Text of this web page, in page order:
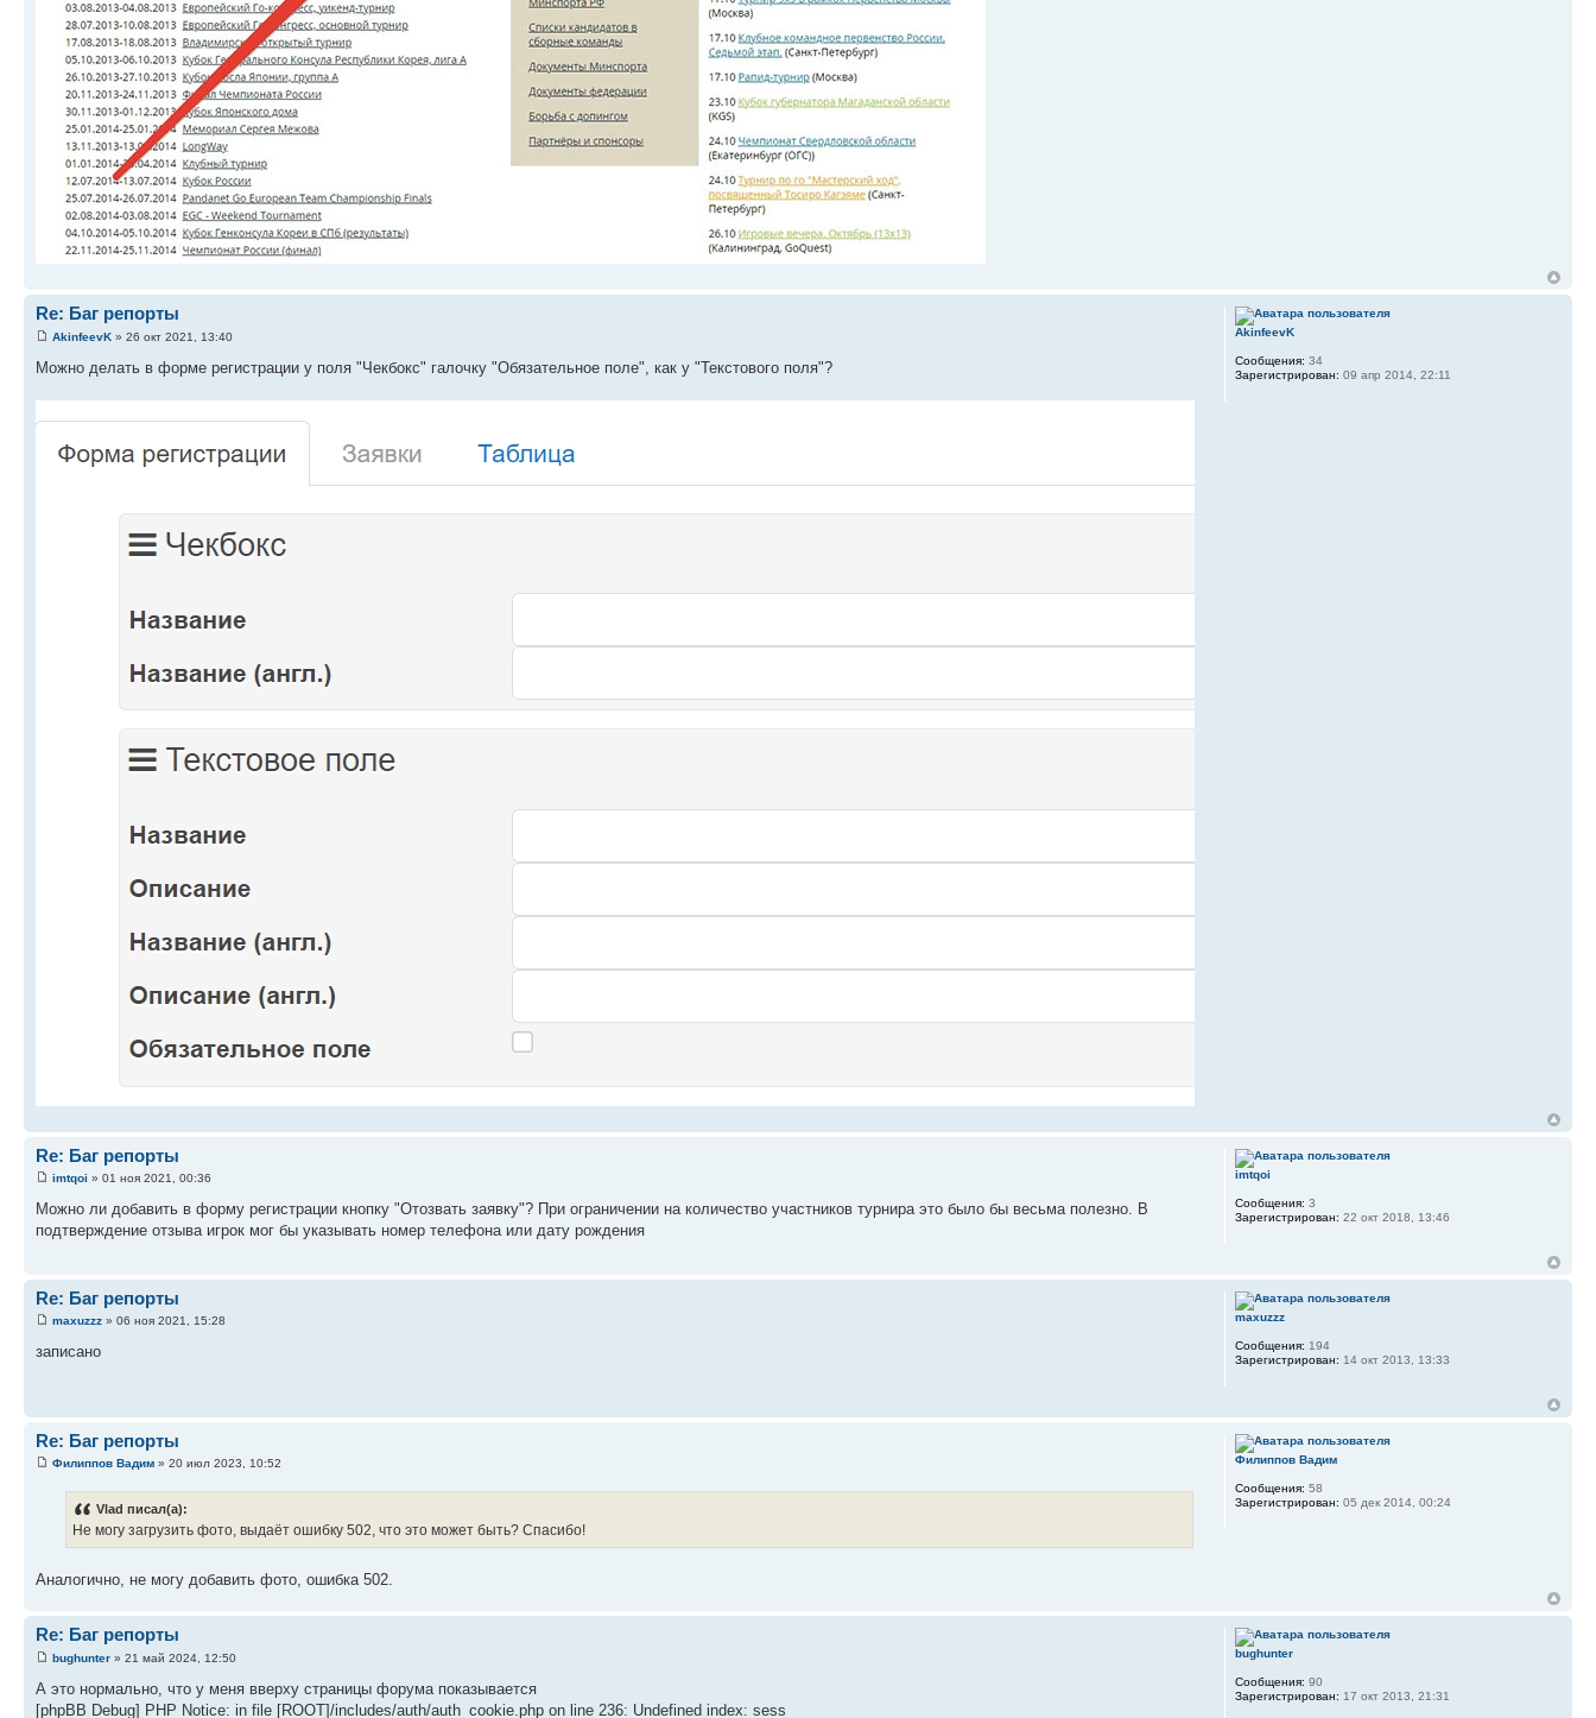
Re: Баг репорты
AkinfeevK » 26 окт 2021, 13:40
Можно делать в форме регистрации у поля "Чекбокс" галочку "Обязательное поле", как у "Текстового поля"?
AkinfeevK
Сообщения: 34
Зарегистрирован: 09 апр 2014, 22:11
Re: Баг репорты
imtqoi » 01 ноя 2021, 00:36
Можно ли добавить в форму регистрации кнопку "Отозвать заявку"? При ограничении на количество участников турнира это было бы весьма полезно. В
подтверждение отзыва игрок мог бы указывать номер телефона или дату рождения
imtqoi
Сообщения: 3
Зарегистрирован: 22 окт 2018, 13:46
Re: Баг репорты
maxuzzz » 06 ноя 2021, 15:28
записано
maxuzzz
Сообщения: 194
Зарегистрирован: 14 окт 2013, 13:33
Re: Баг репорты
Филиппов Вадим » 20 июл 2023, 10:52
Vlad писал(а):
Не могу загрузить фото, выдаёт ошибку 502, что это может быть? Спасибо!
Аналогично, не могу добавить фото, ошибка 502.
Филиппов Вадим
Сообщения: 58
Зарегистрирован: 05 дек 2014, 00:24
Re: Баг репорты
bughunter » 21 май 2024, 12:50
А это нормально, что у меня вверху страницы форума показывается
[phpBB Debug] PHP Notice: in file [ROOT]/includes/auth/auth_cookie.php on line 236: Undefined index: sess
bughunter
Сообщения: 90
Зарегистрирован: 17 окт 2013, 21:31